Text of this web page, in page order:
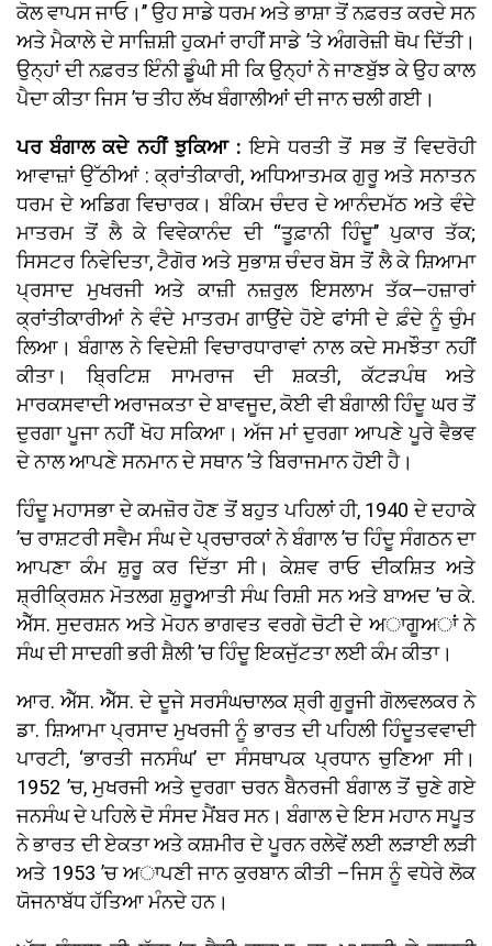
ਕੋਲ ਵਾਪਸ ਜਾਓ।’’ ਉਹ ਸਾਡੇ ਧਰਮ ਅਤੇ ਭਾਸ਼ਾ ਤੋਂ ਨਫ਼ਰਤ ਕਰਦੇ ਸਨ
ਅਤੇ ਮੈਕਾਲੇ ਦੇ ਸਾਜ਼ਿਸ਼ੀ ਹੁਕਮਾਂ ਰਾਹੀਂ ਸਾਡੇ ’ਤੇ ਅੰਗਰੇਜ਼ੀ ਥੋਪ ਦਿੱਤੀ।
ਉਨ੍ਹਾਂ ਦੀ ਨਫ਼ਰਤ ਇੰਨੀ ਡੂੰਘੀ ਸੀ ਕਿ ਉਨ੍ਹਾਂ ਨੇ ਜਾਣਬੁੱਝ ਕੇ ਉਹ ਕਾਲ
ਪੈਦਾ ਕੀਤਾ ਜਿਸ ’ਚ ਤੀਹ ਲੱਖ ਬੰਗਾਲੀਆਂ ਦੀ ਜਾਨ ਚਲੀ ਗਈ।
ਪਰ ਬੰਗਾਲ ਕਦੇ ਨਹੀਂ ਝੁਕਿਆ :ਇਸੇ ਧਰਤੀ ਤੋਂ ਸਭ ਤੋਂ ਵਿਦਰੋਹੀ
ਆਵਾਜ਼ਾਂ ਉੱਠੀਆਂ : ਕ੍ਰਾਂਤੀਕਾਰੀ, ਅਧਿਆਤਮਕ ਗੁਰੂ ਅਤੇ ਸਨਾਤਨ
ਧਰਮ ਦੇ ਅਡਿਗ ਵਿਚਾਰਕ। ਬੰਕਿਮ ਚੰਦਰ ਦੇ ਆਨੰਦਮੱਠ ਅਤੇ ਵੰਦੇ
ਮਾਤਰਮ ਤੋਂ ਲੈ ਕੇ ਵਿਵੇਕਾਨੰਦ ਦੀ ‘‘ਤੂਫ਼ਾਨੀ ਹਿੰਦੂ’’ ਪੁਕਾਰ ਤੱਕ;
ਸਿਸਟਰ ਨਿਵੇਦਿਤਾ, ਟੈਗੋਰ ਅਤੇ ਸੁਭਾਸ਼ ਚੰਦਰ ਬੋਸ ਤੋਂ ਲੈ ਕੇ ਸ਼ਿਆਮਾ
ਪ੍ਰਸਾਦ ਮੁਖਰਜੀ ਅਤੇ ਕਾਜ਼ੀ ਨਜ਼ਰੁਲ ਇਸਲਾਮ ਤੱਕ—ਹਜ਼ਾਰਾਂ
ਕ੍ਰਾਂਤੀਕਾਰੀਆਂ ਨੇ ਵੰਦੇ ਮਾਤਰਮ ਗਾਉਂਦੇ ਹੋਏ ਫਾਂਸੀ ਦੇ ਫ਼ੰਦੇ ਨੂੰ ਚੁੰਮ
ਲਿਆ। ਬੰਗਾਲ ਨੇ ਵਿਦੇਸ਼ੀ ਵਿਚਾਰਧਾਰਾਵਾਂ ਨਾਲ ਕਦੇ ਸਮਝੌਤਾ ਨਹੀਂ
ਕੀਤਾ। ਬ੍ਰਿਟਿਸ਼ ਸਾਮਰਾਜ ਦੀ ਸ਼ਕਤੀ, ਕੱਟੜਪੰਥ ਅਤੇ
ਮਾਰਕਸਵਾਦੀ ਅਰਾਜਕਤਾ ਦੇ ਬਾਵਜੂਦ, ਕੋਈ ਵੀ ਬੰਗਾਲੀ ਹਿੰਦੂ ਘਰ ਤੋਂ
ਦੁਰਗਾ ਪੂਜਾ ਨਹੀਂ ਖੋਹ ਸਕਿਆ। ਅੱਜ ਮਾਂ ਦੁਰਗਾ ਆਪਣੇ ਪੂਰੇ ਵੈਭਵ
ਦੇ ਨਾਲ ਆਪਣੇ ਸਨਮਾਨ ਦੇ ਸਥਾਨ ’ਤੇ ਬਿਰਾਜਮਾਨ ਹੋਈ ਹੈ।
ਹਿੰਦੂ ਮਹਾਸਭਾ ਦੇ ਕਮਜ਼ੋਰ ਹੋਣ ਤੋਂ ਬਹੁਤ ਪਹਿਲਾਂ ਹੀ, 1940 ਦੇ ਦਹਾਕੇ
’ਚ ਰਾਸ਼ਟਰੀ ਸਵੈਮ ਸੰਘ ਦੇ ਪ੍ਰਚਾਰਕਾਂ ਨੇ ਬੰਗਾਲ ’ਚ ਹਿੰਦੂ ਸੰਗਠਨ ਦਾ
ਆਪਣਾ ਕੰਮ ਸ਼ੁਰੂ ਕਰ ਦਿੱਤਾ ਸੀ। ਕੇਸ਼ਵ ਰਾਓ ਦੀਕਸ਼ਿਤ ਅਤੇ
ਸ਼੍ਰੀਕ੍ਰਿਸ਼ਨ ਮੋਤਲਗ ਸ਼ੁਰੂਆਤੀ ਸੰਘ ਰਿਸ਼ੀ ਸਨ ਅਤੇ ਬਾਅਦ ’ਚ ਕੇ.
ਐੱਸ. ਸੁਦਰਸ਼ਨ ਅਤੇ ਮੋਹਨ ਭਾਗਵਤ ਵਰਗੇ ਚੋਟੀ ਦੇ ਅਾਗੂਅਾਂ ਨੇ
ਸੰਘ ਦੀ ਸਾਦਗੀ ਭਰੀ ਸ਼ੈਲੀ ’ਚ ਹਿੰਦੂ ਇਕਜੁੱਟਤਾ ਲਈ ਕੰਮ ਕੀਤਾ।
ਆਰ. ਐੱਸ. ਐੱਸ. ਦੇ ਦੂਜੇ ਸਰਸੰਘਚਾਲਕ ਸ਼੍ਰੀ ਗੁਰੂਜੀ ਗੋਲਵਲਕਰ ਨੇ
ਡਾ. ਸ਼ਿਆਮਾ ਪ੍ਰਸਾਦ ਮੁਖਰਜੀ ਨੂੰ ਭਾਰਤ ਦੀ ਪਹਿਲੀ ਹਿੰਦੂਤਵਵਾਦੀ
ਪਾਰਟੀ, ‘ਭਾਰਤੀ ਜਨਸੰਘ’ ਦਾ ਸੰਸਥਾਪਕ ਪ੍ਰਧਾਨ ਚੁਣਿਆ ਸੀ।
1952 ’ਚ, ਮੁਖਰਜੀ ਅਤੇ ਦੁਰਗਾ ਚਰਨ ਬੈਨਰਜੀ ਬੰਗਾਲ ਤੋਂ ਚੁਣੇ ਗਏ
ਜਨਸੰਘ ਦੇ ਪਹਿਲੇ ਦੋ ਸੰਸਦ ਮੈਂਬਰ ਸਨ। ਬੰਗਾਲ ਦੇ ਇਸ ਮਹਾਨ ਸਪੂਤ
ਨੇ ਭਾਰਤ ਦੀ ਏਕਤਾ ਅਤੇ ਕਸ਼ਮੀਰ ਦੇ ਪੂਰਨ ਰਲੇਵੇਂ ਲਈ ਲੜਾਈ ਲੜੀ
ਅਤੇ 1953 ’ਚ ਅਾਪਣੀ ਜਾਨ ਕੁਰਬਾਨ ਕੀਤੀ –ਜਿਸ ਨੂੰ ਵਧੇਰੇ ਲੋਕ
ਯੋਜਨਾਬੱਧ ਹੱਤਿਆ ਮੰਨਦੇ ਹਨ।